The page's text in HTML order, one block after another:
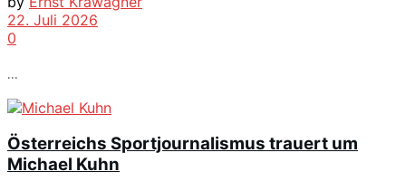
22. Juli 2026
0
...
Österreichs Sportjournalismus trauert um
Michael Kuhn